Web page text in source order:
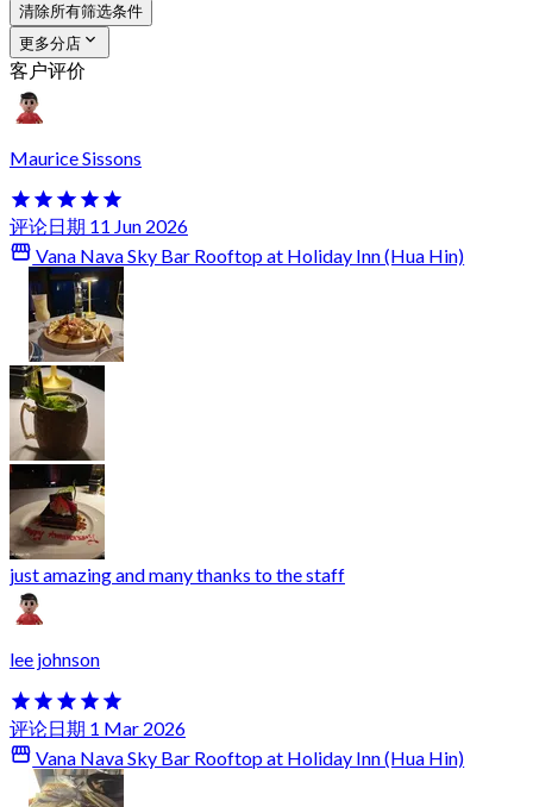
清除所有筛选条件
更多分店
客户评价
Maurice Sissons
评论日期 11 Jun 2026
Vana Nava Sky Bar Rooftop at Holiday Inn (Hua Hin)
just amazing and many thanks to the staff
lee johnson
评论日期 1 Mar 2026
Vana Nava Sky Bar Rooftop at Holiday Inn (Hua Hin)